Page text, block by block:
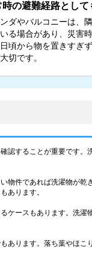
時の避難経路として
ダやバルコニーは、
る場合があり、災害
頃から物を置きすぎ
切です。
認することが重要です。
物件であれば洗濯物が乾
あります。
ケースもあります。洗濯
あります。落ち葉やほこ